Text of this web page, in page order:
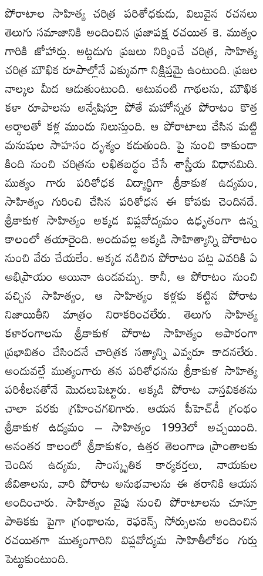
పోరాటాల సాహిత్య చరిత్ర పరిశోధకుడు, విలువైన రచనలు
తెలుగు సమాజానికి అందించిన ప్రజాపక్ష రచయిత కె. ముత్యం
గారికి జోహార్లు. అట్టడుగు ప్రజలు నిర్మించే చరిత్ర, సాహిత్య
చరిత్ర మౌఖిక రూపాల్లోనే ఎక్కువగా నిక్షిప్తమై ఉంటుంది. ప్రజల
నాల్కల మీద ఆడుతుంటుంది. అటువంటి గాథలను, మౌఖిక
కళా రూపాలను అన్వేషిస్తూ పోతే మహోన్నత పోరాటం కొత్త
అర్ధాలతో కళ్ల ముందు నిలుస్తుంది. ఆ పోరాటాలు చేసిన మట్టి
మనుషుల సాహసం దృశ్యం కడుతుంది. పై నుంచి కాకుండా
కింది నుంచి చరిత్రను లఖితబద్ధం చేసే శాస్త్రీయ విధానమిది.
ముత్యం గారు పరిశోధక విద్యార్థిగా శ్రీకాకుళ ఉద్యమం,
సాహిత్యం గురించి చేసిన పరిశోధన ఈ కోవకు చెందినదే.
శ్రీకాకుళ సాహిత్యం అక్కడ విప్లవోద్యమం ఉధృతంగా ఉన్న
కాలంలో తయారైంది. అందువల్ల అక్కడి సాహిత్యాన్ని పోరాటం
నుంచి వేరు చేయలేం. అక్కడ నడిచిన పోరాటం పట్ల ఎవరికి ఏ
అభిప్రాయం అయినా ఉండవచ్చు. కానీ, ఆ పోరాటం నుంచి
వచ్చిన సాహిత్యం, ఆ సాహిత్యం కళ్లకు కట్టిన పోరాట
నిజాయితీని మాత్రం నిరాకరించలేరు. తెలుగు సాహిత్య
కళారంగాలను శ్రీకాకుళ పోరాట సాహిత్యం అపారంగా
ప్రభావితం చేసిందనే చారిత్రక సత్యాన్ని ఎవ్వరూ కాదనలేరు.
అందువల్లే ముత్యంగారు తన పరిశోధనను శ్రీకాకుళ సాహిత్య
పరిశీలనతోనే మొదలుపెట్టారు. అక్కడి పోరాట వాస్తవికతను
చాలా వరకు గ్రహించగలిగారు. ఆయన పీహెచ్‌డీ గ్రంథం
శ్రీకాకుళ ఉద్యమం – సాహిత్యం 1993లో అచ్చయింది.
అనంతర కాలంలో శ్రీకాకుళం, ఉత్తర తెలంగాణ ప్రాంతాలకు
చెందిన ఉద్యమ, సాంస్కృతిక కార్యకర్తలు, నాయకుల
జీవితాలను, వారి పోరాట అనుభవాలను ఈ తరానికి ఆయన
అందించారు. సాహిత్యం వైపు నుంచి పోరాటాలను చూస్తూ
పాతికకు పైగా గ్రంథాలను, రెఫరెన్స్‌ సోర్సులను అందించిన
రచయితగా ముత్యంగారిని విప్లవోద్యమ సాహితీలోకం గుర్తు
పెట్టుకుంటుంది.